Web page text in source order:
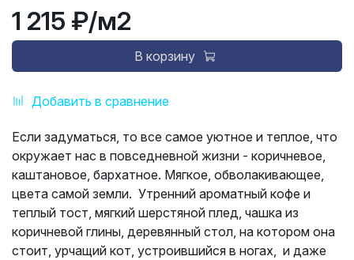
Добавить в сравнение
1 215 ₽/м2
В корзину
Если задуматься, то все самое уютное и теплое, что
окружает нас в повседневной жизни - коричневое,
каштановое, бархатное. Мягкое, обволакивающее,
цвета самой земли. Утренний ароматный кофе и
теплый тост, мягкий шерстяной плед, чашка из
коричневой глины, деревянный стол, на котором она
стоит, урчащий кот, устроившийся в ногах, и даже